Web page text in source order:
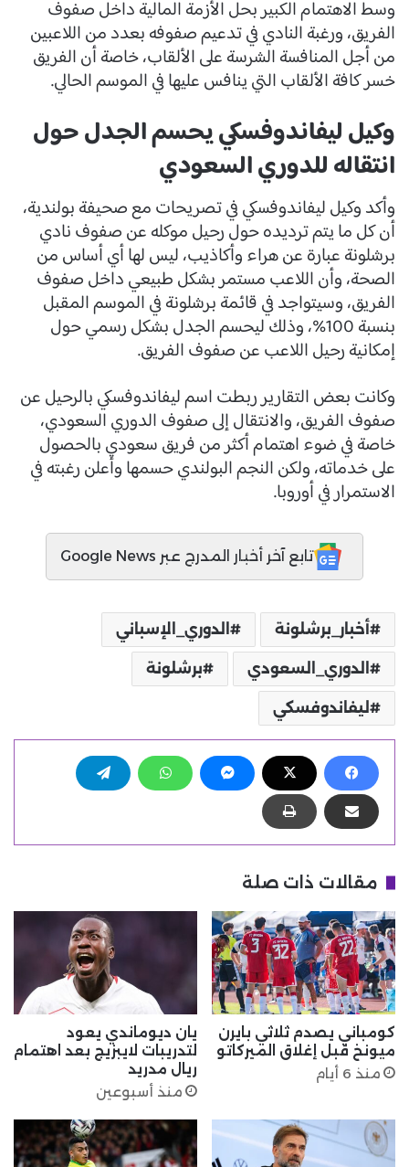
وسط الاهتمام الكبير بحل الأزمة المالية داخل صفوف
الفريق، ورغبة النادي في تدعيم صفوفه بعدد من اللاعبين
من أجل المنافسة الشرسة على الألقاب، خاصة أن الفريق
خسر كافة الألقاب التي ينافس عليها في الموسم الحالي.
وكيل ليفاندوفسكي يحسم الجدل حول
انتقاله للدوري السعودي
وأكد وكيل ليفاندوفسكي في تصريحات مع صحيفة بولندية،
أن كل ما يتم ترديده حول رحيل موكله عن صفوف نادي
برشلونة عبارة عن هراء وأكاذيب، ليس لها أي أساس من
الصحة، وأن اللاعب مستمر بشكل طبيعي داخل صفوف
الفريق، وسيتواجد في قائمة برشلونة في الموسم المقبل
بنسبة 100%، وذلك ليحسم الجدل بشكل رسمي حول
إمكانية رحيل اللاعب عن صفوف الفريق.
وكانت بعض التقارير ربطت اسم ليفاندوفسكي بالرحيل عن
صفوف الفريق، والانتقال إلى صفوف الدوري السعودي،
خاصة في ضوء اهتمام أكثر من فريق سعودي بالحصول
على خدماته، ولكن النجم البولندي حسمها وأعلن رغبته في
الاستمرار في أوروبا.
تابع آخر أخبار المدرج عبر Google News
أخبار_برشلونة الدوري_الإسباني
الدوري_السعودي برشلونة
ليفاندوفسكي
مقالات ذات صلة
كومباني يصدم ثلاثي بايرن
ميونخ قبل إغلاق الميركاتو
منذ 6 أيام
يان ديوماندي يعود
لتدريبات لايبزيج بعد اهتمام
ريال مدريد
منذ أسبوعين